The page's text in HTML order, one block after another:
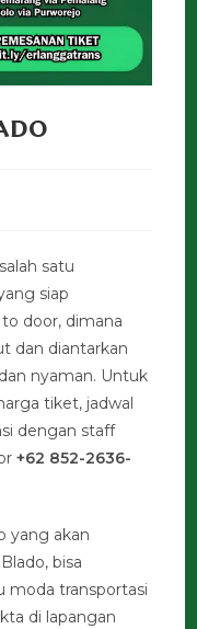
satu
siap
door, dimana
dan diantarkan
nyaman. Untuk
tiket, jadwal
dengan staff
+62 852-2636-
yang akan
bisa
moda transportasi
di lapangan